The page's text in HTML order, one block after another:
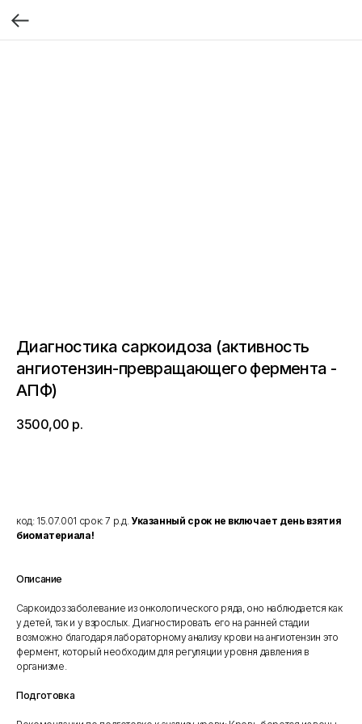
Диагностика саркоидоза (активность
ангиотензин-превращающего фермента -
АПФ)
3500,00 р.
код: 15.07.001 срок: 7 р.д. Указанный срок не включает день взятия
биоматериала!
Описание
Саркоидоз заболевание из онкологического ряда, оно наблюдается как
у детей, так и у взрослых. Диагностировать его на ранней стадии
возможно благодаря лабораторному анализу крови на ангиотензин это
фермент, который необходим для регуляции уровня давления в
организме.
Подготовка